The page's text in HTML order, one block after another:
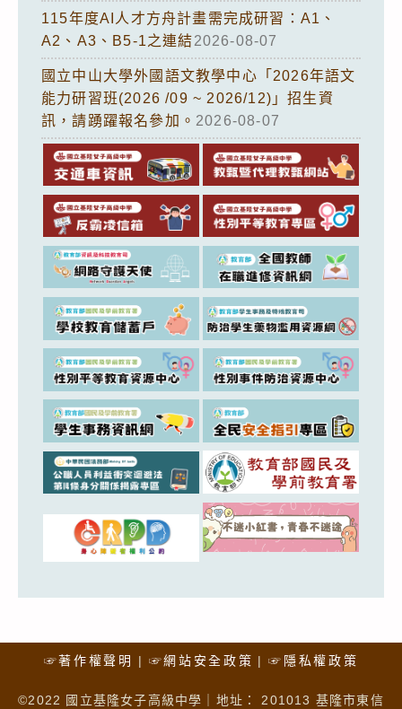
115年度AI人才方舟計畫需完成研習：A1、
A2、A3、B5-1之連結2026-08-07
國立中山大學外國語文教學中心「2026年語文
能力研習班(2026 /09 ~ 2026/12)」招生資
訊，請踴躍報名參加。 2026-08-07
☞著作權聲明 ☞網站安全政策 ☞隱私權政策
©2022 國立基隆女子高級中學｜地址： 201013 基隆市東信